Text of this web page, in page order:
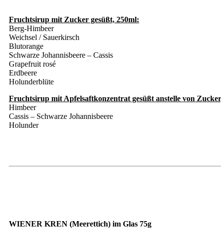
Fruchtsirup mit Zucker gesüßt, 250ml:
Berg-Himbeer
Weichsel / Sauerkirsch
Blutorange
Schwarze Johannisbeere – Cassis
Grapefruit rosé
Erdbeere
Holunderblüte
Fruchtsirup mit Apfelsaftkonzentrat gesüßt anstelle von
Himbeer
Cassis – Schwarze Johannisbeere
Holunder
WIENER KREN (Meerettich) im Glas 75g